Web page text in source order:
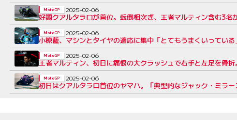
好調クアルタラロが首位。転倒相次ぎ、王者マルティン含む3
MotoGP 2025-02-06
小椋藍、マシンとタイヤの適応に集中「とてもうまくいってい
MotoGP 2025-02-06
王者マルティン、初日に痛恨の大クラッシュで右手と左足を骨
MotoGP 2025-02-06
初日はクアルタラロ首位のヤマハ。「典型的なジャック・ミラ
MotoGP 2025-02-06